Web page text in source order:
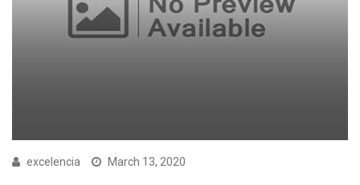
excelencia March 13, 2020